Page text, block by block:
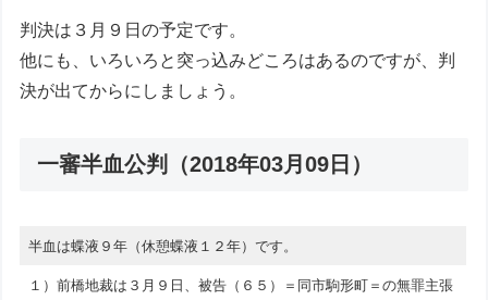
判決は３月９日の予定です。
他にも、いろいろと突っ込みどころはあるのですが、判
決が出てからにしましょう。
一審半血公判（2018年03月09日）
半血は蝶液９年（休憩蝶液１２年）です。
１）前橋地裁は３月９日、被告（６５）＝同市駒形町＝の無罪主張